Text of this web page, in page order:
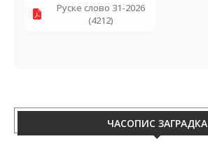
Руске слово 31-2026
(4212)
ЧАСОПИС ЗАГРАДКА